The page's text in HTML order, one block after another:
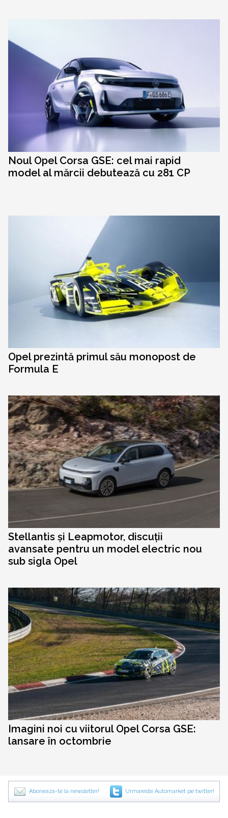
Noul Opel Corsa GSE: cel mai rapid
model al mărcii debutează cu 281 CP
Opel prezintă primul său monopost de
Formula E
Stellantis și Leapmotor, discuții
avansate pentru un model electric nou
sub sigla Opel
Imagini noi cu viitorul Opel Corsa GSE:
lansare în octombrie
Aboneaza-te la newsletter! Urmareste Automarket pe twitter!